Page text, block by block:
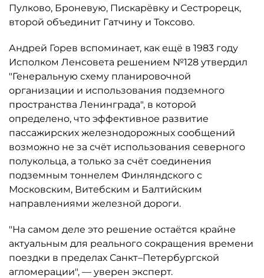
Пулково, Броневую, Пискарёвку и Сестрорецк,
второй объединит Гатчину и Токсово.
Андрей Горев вспоминает, как ещё в 1983 году
Исполком Ленсовета решением №128 утвердил
"Генеральную схему планировочной
организации и использования подземного
пространства Ленинграда", в которой
определено, что эффективное развитие
пассажирских железнодорожных сообщений
возможно не за счёт использования северного
полукольца, а только за счёт соединения
подземным тоннелем Финляндского с
Московским, Витебским и Балтийским
направлениями железной дороги.
"На самом деле это решение остаётся крайне
актуальным для реального сокращения времени
поездки в пределах Санкт–Петербургской
агломерации", — уверен эксперт.